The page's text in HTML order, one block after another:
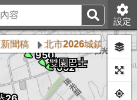
設定
北市2026城鎮韌性防空演